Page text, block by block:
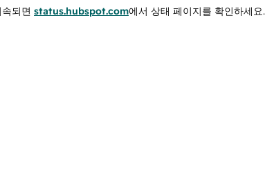
되면 status.hubspot.com에서 상태 페이지를 확인하세요.